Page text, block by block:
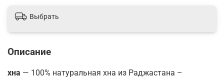
Выбрать
Описание
хна — 100% натуральная хна из Раджастана –